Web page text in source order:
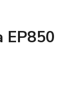
EP850